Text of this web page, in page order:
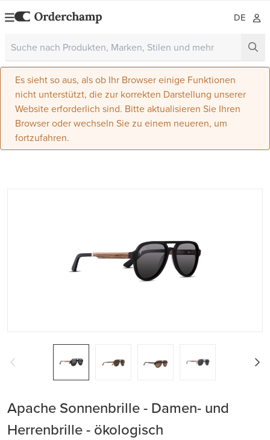
DE
Es sieht so aus, als ob Ihr Browser einige Funktionen
nicht unterstützt, die zur korrekten Darstellung unserer
Website erforderlich sind. Bitte aktualisieren Sie Ihren
Browser oder wechseln Sie zu einem neueren, um
fortzufahren.
Apache Sonnenbrille - Damen- und
Herrenbrille - ökologisch